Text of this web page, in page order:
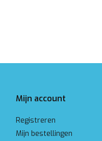
Mijn account
Registreren
Mijn bestellingen